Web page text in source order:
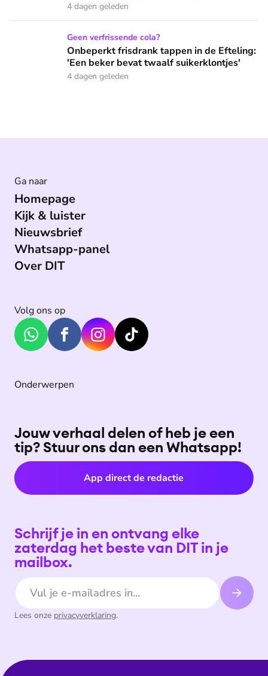
4 dagen geleden
Onbeperkt frisdrank tappen in de Efteling: 'Een beker
Geen verfrissende cola?
Onbeperkt frisdrank tappen in de Efteling:
'Een beker bevat twaalf suikerklontjes'
4 dagen geleden
Ga naar
Homepage
Kijk & luister
Nieuwsbrief
Whatsapp-panel
Over DIT
Volg ons op
Onderwerpen
Jouw verhaal delen of heb je een
tip? Stuur ons dan een Whatsapp!
App direct de redactie
Schrijf je in en ontvang elke
zaterdag het beste van DIT in je
mailbox.
E-mailadres
Lees onze privacyverklaring.